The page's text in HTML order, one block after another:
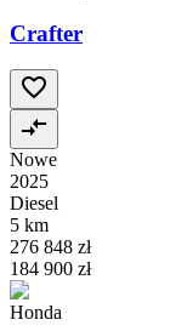
Crafter
Nowe
2025
Diesel
5 km
276 848 zł
184 900 zł
Honda